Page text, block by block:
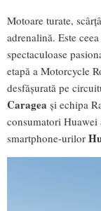
Motoare turate,
adrenalină. Este
spectaculoase
etapă a Motorcycle
desfășurată pe
Caragea și echipa
consumatori
smartphone-urilor